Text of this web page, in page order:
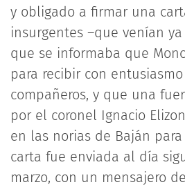
y obligado a firmar una
insurgentes –que venían
que se informaba que
para recibir con
compañeros, y que una
por el coronel Ignacio
en las norias de Baján
carta fue enviada al día
marzo, con un mensajero